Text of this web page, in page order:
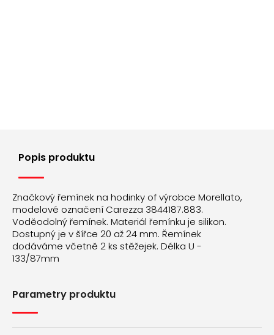
Popis produktu
Značkový řemínek na hodinky of výrobce Morellato,
modelové označení Carezza 3844187.883.
Voděodolný řemínek. Materiál řemínku je silikon.
Dostupný je v šířce 20 až 24 mm. Řemínek
dodáváme včetně 2 ks stěžejek. Délka U -
133/87mm
Parametry produktu